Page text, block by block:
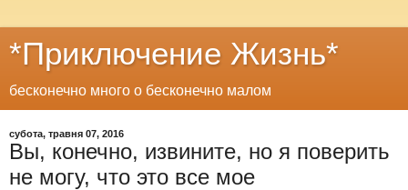
*Приключение Жизнь*
бесконечно много о бесконечно малом
субота, травня 07, 2016
Вы, конечно, извините, но я поверить
не могу, что это все мое